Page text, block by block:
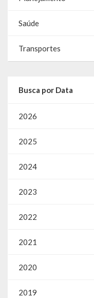
Saúde
Transportes
Busca por Data
2026
2025
2024
2023
2022
2021
2020
2019